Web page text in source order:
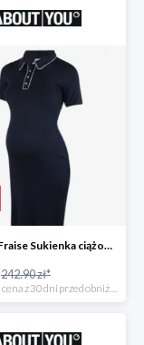
Envie de Fraise Sukienka ciążowa "Chantal" -12%
242.90 zł*
*najniższa cena z 30 dni przed obniżką